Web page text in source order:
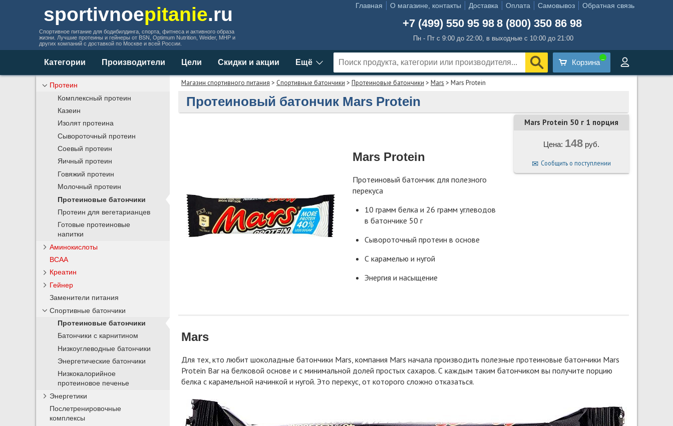
sportivnoepitanie.ru
Спортивное питание для бодибилдинга, спорта, фитнеса и активного образа
жизни. Лучшие протеины и гейнеры от BSN, Optimum Nutrition, Weider, MHP и
других компаний с доставкой по Москве и всей России.
Главная О магазине, контакты Доставка Оплата Самовывоз Обратная связь
+7 (499) 550 95 98 8 (800) 350 86 98
Пн - Пт с 9:00 до 22:00, в выходные с 10:00 до 21:00
Категории Производители Цели Скидки и акции Ещё Корзина
Магазин спортивного питания > Спортивные батончики > Протеиновые батончики > Mars > Mars Protein
Протеиновый батончик Mars Protein
Mars Protein
Протеиновый батончик для полезного
перекуса
10 грамм белка и 26 грамм углеводов
в батончике 50 г
Сывороточный протеин в основе
С карамелью и нугой
Энергия и насыщение
Mars Protein 50 г 1 порция
Цена: 148руб.
Сообщить о поступлении
Mars
Для тех, кто любит шоколадные батончики Mars, компания Mars начала производить полезные протеиновые батончики Mars
Protein Bar на белковой основе и с минимальной долей простых сахаров. С каждым таким батончиком вы получите порцию
белка с карамельной начинкой и нугой. Это перекус, от которого сложно отказаться.
Протеин
Комплексный протеин
Казеин
Изолят протеина
Сывороточный протеин
Соевый протеин
Яичный протеин
Говяжий протеин
Молочный протеин
Протеиновые батончики
Протеин для вегетарианцев
Готовые протеиновые
напитки
Аминокислоты
BCAA
Креатин
Гейнер
Заменители питания
Спортивные батончики
Протеиновые батончики
Батончики с карнитином
Низкоуглеводные батончики
Энергетические батончики
Низкокалорийное
протеиновое печенье
Энергетики
Послетренировочные
комплексы